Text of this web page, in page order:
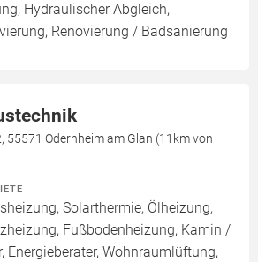
Hydraulischer Abgleich,
Renovierung / Badsanierung
55571 Odernheim am Glan (11km von
Solarthermie, Ölheizung,
Fußbodenheizung, Kamin /
Energieberater, Wohnraumlüftung,